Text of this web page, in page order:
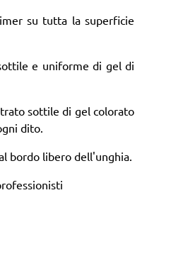
su tutta la superficie
e uniforme di gel di
sottile di gel colorato
dito.
bordo libero dell'unghia.